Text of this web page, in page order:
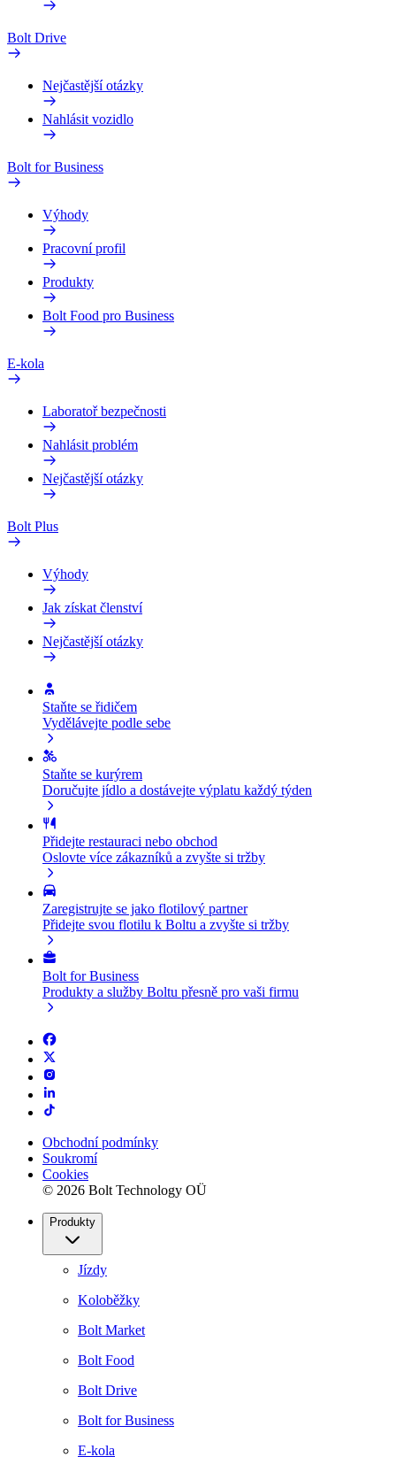
Bolt Drive
Nejčastější otázky
Nahlásit vozidlo
Bolt for Business
Výhody
Pracovní profil
Produkty
Bolt Food pro Business
E-kola
Laboratoř bezpečnosti
Nahlásit problém
Nejčastější otázky
Bolt Plus
Výhody
Jak získat členství
Nejčastější otázky
Staňte se řidičem
Vydělávejte podle sebe
Staňte se kurýrem
Doručujte jídlo a dostávejte výplatu každý týden
Přidejte restauraci nebo obchod
Oslovte více zákazníků a zvyšte si tržby
Zaregistrujte se jako flotilový partner
Přidejte svou flotilu k Boltu a zvyšte si tržby
Bolt for Business
Produkty a služby Boltu přesně pro vaši firmu
Obchodní podmínky
Soukromí
Cookies
© 2026 Bolt Technology OÜ
Produkty
Jízdy
Koloběžky
Bolt Market
Bolt Food
Bolt Drive
Bolt for Business
E-kola